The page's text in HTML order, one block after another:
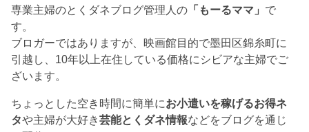
専業主婦のとくダネブログ管理人の 「もーるママ」 で
す。
ブロガーではありますが、映画館目的で墨田区錦糸町に
引越し、10年以上在住している価格にシビアな主婦でご
ざいます。
ちょっとした空き時間に簡単にお小遣いを稼げるお得ネ
タや主婦が大好き芸能とくダネ情報などをブログを通じ